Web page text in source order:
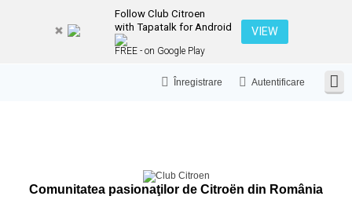
Follow Club Citroen
with Tapatalk for Android
FREE - on Google Play
VIEW
Autentificare
Înregistrare
Comunitatea pasionaţilor de Citroën din România